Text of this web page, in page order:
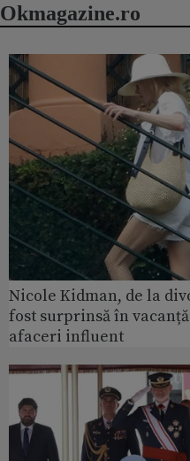
Okmagazine.ro
Nicole Kidman, de la
fost surprinsă în
afaceri influent